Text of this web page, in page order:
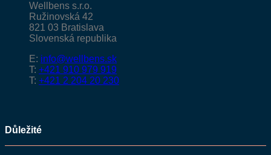
Wellbens s.r.o.
Ružinovská 42
821 03 Bratislava
Slovenská republika
E: info@wellbens.sk
T: +421 910 979 919
T: +421 2 204 20 230
Důležité